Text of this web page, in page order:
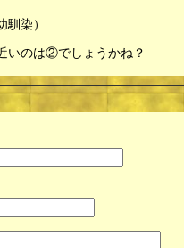
染）
いのは②でしょうかね？